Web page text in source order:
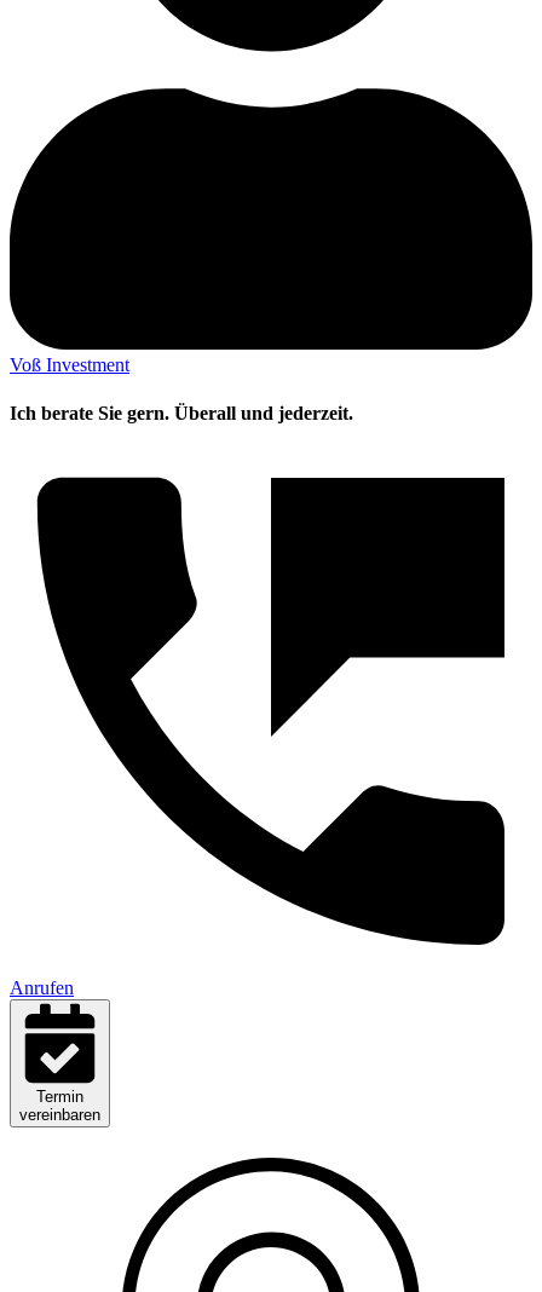
Voß Investment
Ich berate Sie gern. Überall und jederzeit.
Anrufen
Termin
vereinbaren